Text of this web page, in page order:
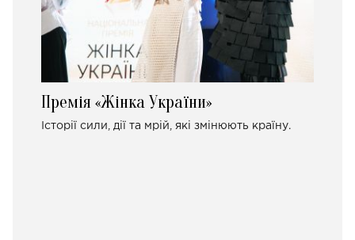
Премія «Жінка України»
Історії сили, дії та мрій, які змінюють країну.